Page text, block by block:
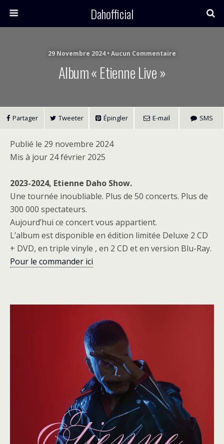
Dahofficial
29 Novembre 2024 • Aucun Commentaire
Album « Etienne Live »
Partager Tweeter Épingler E-mail SMS
Publié le 29 novembre 2024
Mis à jour 24 février 2025
2023-2024, Etienne Daho Show.
Une tournée inoubliable. Plus de 50 concerts. Plus de
300 000 spectateurs.
Aujourd’hui ce concert vous appartient.
L’album est disponible en édition limitée Deluxe 2 CD
+ DVD, en triple vinyle , en 2 CD et en version Blu-Ray.
Pour le commander ici